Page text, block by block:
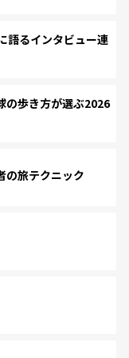
語るインタビュー連
の歩き方が選ぶ2026
の旅テクニック